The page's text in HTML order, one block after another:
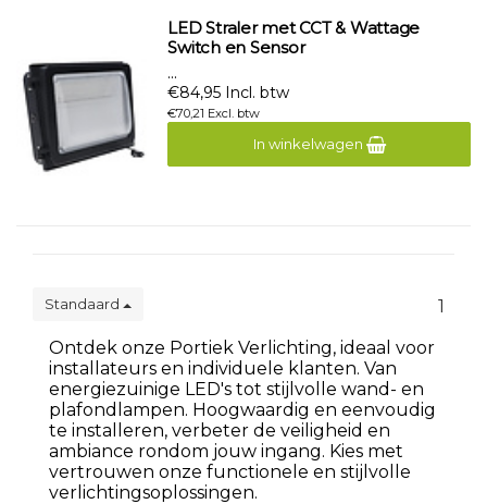
LED Straler met CCT & Wattage
Switch en Sensor
...
€84,95 Incl. btw
€70,21 Excl. btw
In winkelwagen
Standaard
1
Ontdek onze Portiek Verlichting, ideaal voor
installateurs en individuele klanten. Van
energiezuinige LED's tot stijlvolle wand- en
plafondlampen. Hoogwaardig en eenvoudig
te installeren, verbeter de veiligheid en
ambiance rondom jouw ingang. Kies met
vertrouwen onze functionele en stijlvolle
verlichtingsoplossingen.